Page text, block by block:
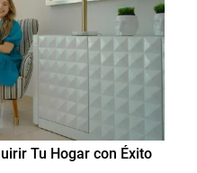
Tu Hogar con Éxito